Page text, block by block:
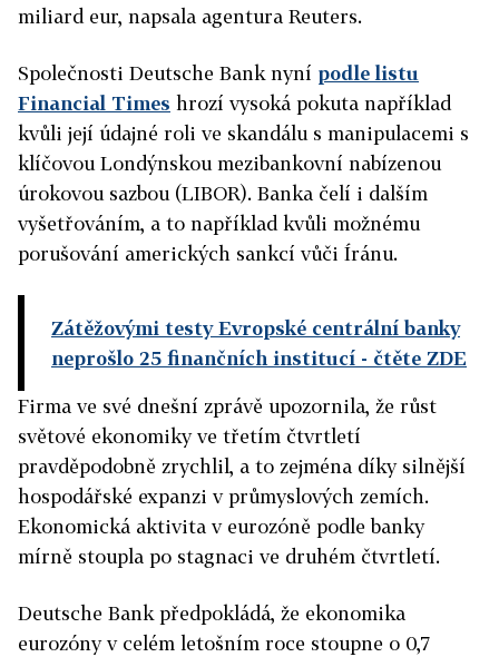
miliard eur, napsala agentura Reuters.
Společnosti Deutsche Bank nyní podle listu
Financial Times hrozí vysoká pokuta například
kvůli její údajné roli ve skandálu s manipulacemi s
klíčovou Londýnskou mezibankovní nabízenou
úrokovou sazbou (LIBOR). Banka čelí i dalším
vyšetřováním, a to například kvůli možnému
porušování amerických sankcí vůči Íránu.
Zátěžovými testy Evropské centrální banky
neprošlo 25 finančních institucí - čtěte ZDE
Firma ve své dnešní zprávě upozornila, že růst
světové ekonomiky ve třetím čtvrtletí
pravděpodobně zrychlil, a to zejména díky silnější
hospodářské expanzi v průmyslových zemích.
Ekonomická aktivita v eurozóně podle banky
mírně stoupla po stagnaci ve druhém čtvrtletí.
Deutsche Bank předpokládá, že ekonomika
eurozóny v celém letošním roce stoupne o 0,7